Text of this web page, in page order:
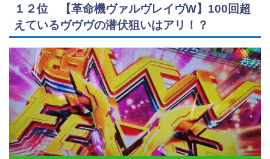
１２位 【革命機ヴァルヴレイヴW】100回超
えているヴヴヴの潜伏狙いはアリ！？